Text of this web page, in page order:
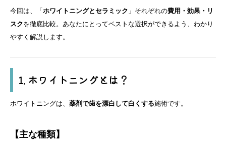
今回は、「 ホワイトニングとセラミック 」それぞれの費用・効果・リ
スクを徹底比較。あなたにとってベストな選択ができるよう、わかり
やすく解説します。
1. ホワイトニングとは？
ホワイトニングは、 薬剤で歯を漂白して白くする施術です。
【主な種類】